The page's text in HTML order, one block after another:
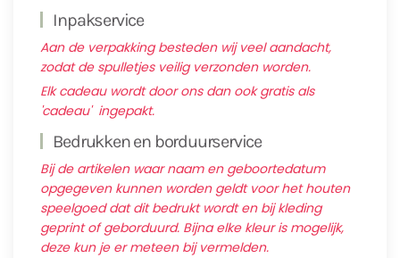
Inpakservice
Aan de verpakking besteden wij veel aandacht,
zodat de spulletjes veilig verzonden worden.
Elk cadeau wordt door ons dan ook gratis als
'cadeau' ingepakt.
Bedrukken en borduurservice
Bij de artikelen waar naam en geboortedatum
opgegeven kunnen worden geldt voor het houten
speelgoed dat dit bedrukt wordt en bij kleding
geprint of geborduurd. Bijna elke kleur is mogelijk,
deze kun je er meteen bij vermelden.